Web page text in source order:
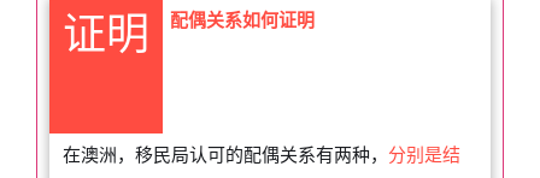
证明 配偶关系如何证明
在澳洲，移民局认可的配偶关系有两种， 分别是结